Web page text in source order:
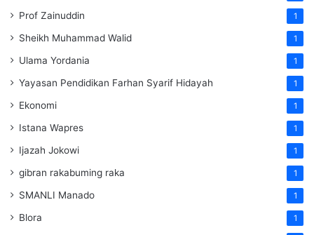
Prof Zainuddin 1
Sheikh Muhammad Walid 1
Ulama Yordania 1
Yayasan Pendidikan Farhan Syarif Hidayah 1
Ekonomi 1
Istana Wapres 1
Ijazah Jokowi 1
gibran rakabuming raka 1
SMANLI Manado 1
Blora 1